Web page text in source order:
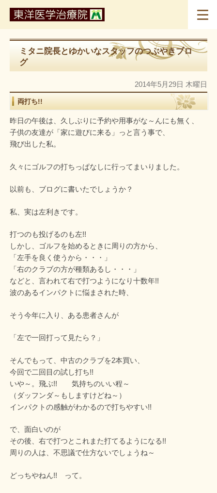
ミタニ院長とゆかいなスタッフのつぶやきブロ
グ
2014年5月29日 木曜日
両打ち!!
昨日の午後は、久しぶりに予約や用事がな～んにも無く、
子供の友達が「家に遊びに来る」っと言う事で、
飛び出した私。
久々にゴルフの打ちっぱなしに行ってまいりました。
以前も、ブログに書いたでしょうか？
私、実は左利きです。
打つのも投げるのも左!!
しかし、ゴルフを始めるときに周りの方から、
「左手を良く使うから・・・」
「右のクラブの方が種類あるし・・・」
などと、言われて右で打つようになり十数年!!
波のあるインパクトに悩まされた時、
そう今年に入り、ある患者さんが
「左で一回打って見たら？」
そんでもって、中古のクラブを2本買い、
今回で二回目の試し打ち!!
いや～。飛ぶ!! 気持ちのいい程～
（ダッフンダ～もしますけどね～）
インパクトの感触がわかるので打ちやすい!!
で、面白いのが
その後、右で打つとこれまた打てるようになる!!
周りの人は、不思議で仕方ないでしょうね～
どっちやねん!! って。